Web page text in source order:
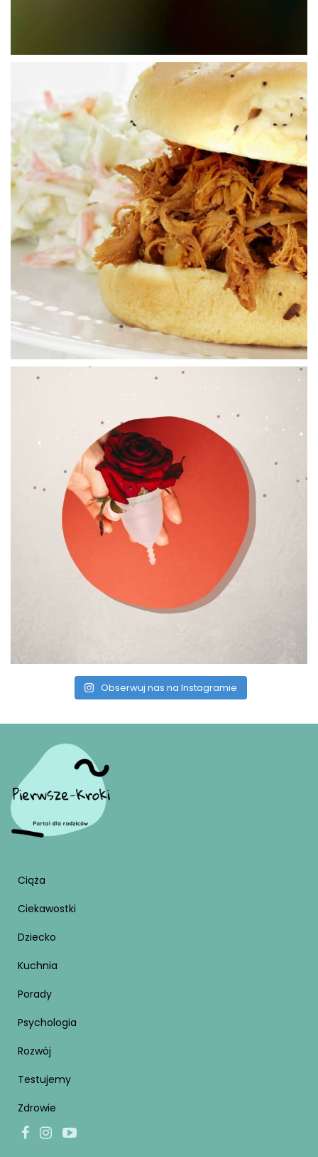
Obserwuj nas na Instagramie
Ciąża
Ciekawostki
Dziecko
Kuchnia
Porady
Psychologia
Rozwój
Testujemy
Zdrowie